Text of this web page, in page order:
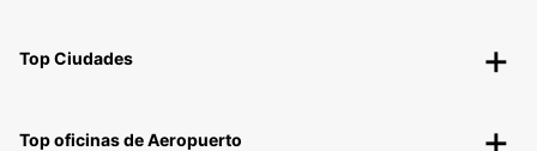
Top Ciudades
Top oficinas de Aeropuerto